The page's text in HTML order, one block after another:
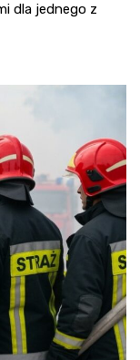
dla jednego z